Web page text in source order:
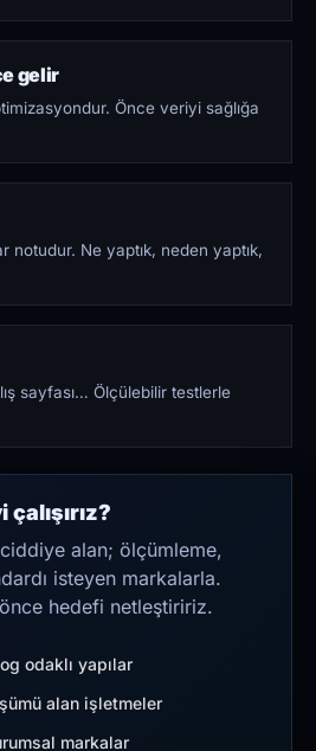
gelir
Önce veriyi sağlığa
notudur. Ne yaptık, neden yaptık,
sayfası… Ölçülebilir testlerle
alan; ölçümleme,
isteyen markalarla.
hedefi netleştiririz.
odaklı yapılar
alan işletmeler
markalar